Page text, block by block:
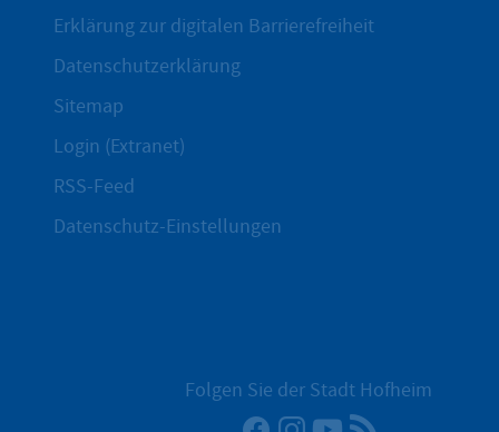
Erklärung zur digitalen Barrierefreiheit
Datenschutzerklärung
Sitemap
Login (Extranet)
RSS-Feed
Datenschutz-Einstellungen
Folgen Sie der Stadt Hofheim
Facebook
Instagram
YouTube